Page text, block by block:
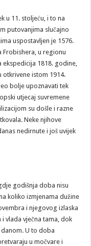
u 11. stoljeću, i to na
putovanjima slučajno
uspostavljen je 1576.
Frobishera, u regionu
ekspedicija 1818. godine,
otkrivene istom 1914.
bolje upoznavati tek
utjecaj suvremene
su došle i razne
Neke njihove
nedirnute i još uvijek
godišnja doba nisu
koliko izmjenama dužine
i njegovog izlaska
vlada vječna tama, dok
U to doba
u močvare i